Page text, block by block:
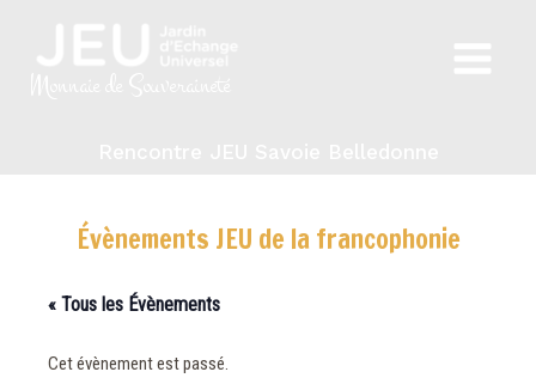
Évènements JEU de la francophonie
« Tous les Évènements
Cet évènement est passé.